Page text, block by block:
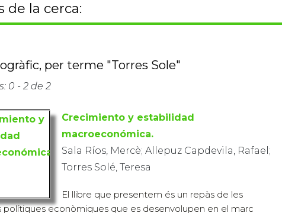
de la cerca:
per terme "Torres Sole"
0 - 2 de 2
Crecimiento y estabilidad
macroeconómica.
Sala Ríos, Mercè; Allepuz Capdevila, Rafael;
Torres Solé, Teresa
El llibre que presentem és un repàs de les
polítiques econòmiques que es desenvolupen en el marc